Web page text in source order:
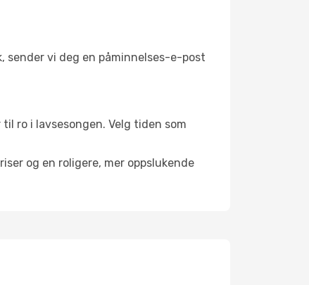
sender vi deg en påminnelses-e-post
ro i lavsesongen. Velg tiden som
og en roligere, mer oppslukende